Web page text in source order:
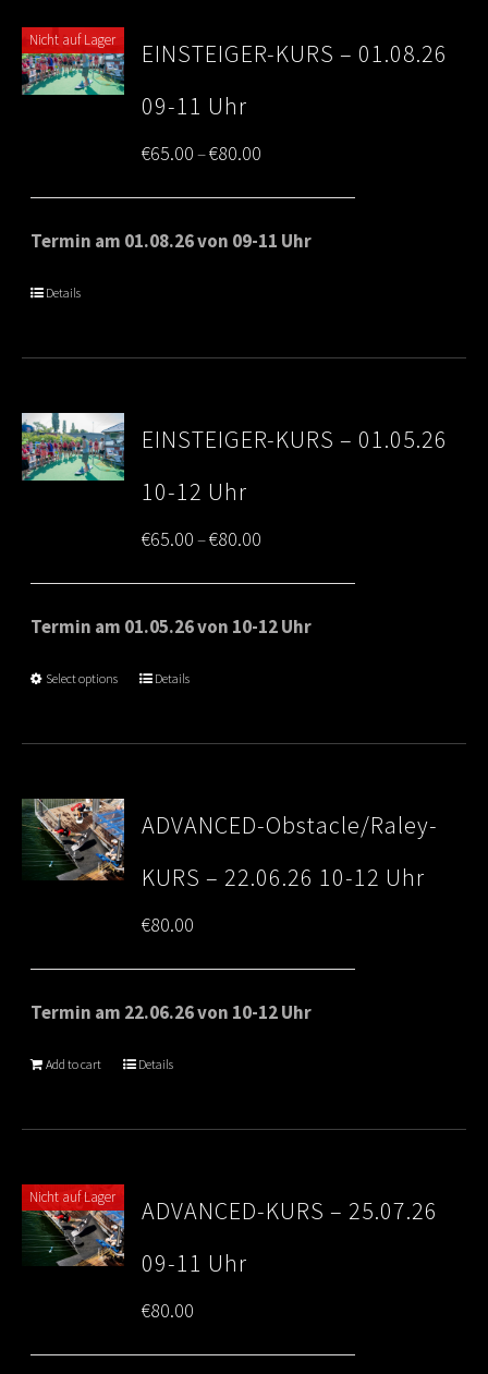
Nicht auf Lager
EINSTEIGER-KURS – 01.08.26
09-11 Uhr
€65.00–€80.00
range:
€65.00
Termin am 01.08.26 von 09-11 Uhr
Details
EINSTEIGER-KURS – 01.05.26
10-12 Uhr
€65.00–€80.00
range:
€65.00
Termin am 01.05.26 von 10-12 Uhr
Select options Details
ADVANCED-Obstacle/Raley-
KURS – 22.06.26 10-12 Uhr
€80.00
Termin am 22.06.26 von 10-12 Uhr
Add to cart Details
Nicht auf Lager
ADVANCED-KURS – 25.07.26
09-11 Uhr
€80.00